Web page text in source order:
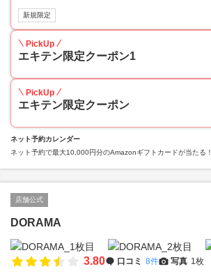
新規限定
PickUp
エキテン限定クーポン1
PickUp
エキテン限定クーポン
ネット予約カレンダー
ネット予約で最大10,000円分のAmazonギフトカードが当たる！
店舗公式
DORAMA
3.80 口コミ 8件 写真 1枚